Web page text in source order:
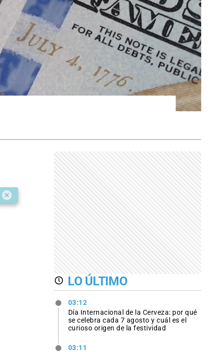
LO ÚLTIMO
03:12
Día Internacional de la Cerveza: por qué
se celebra cada 7 agosto y cuál es el
curioso origen de la festividad
03:11